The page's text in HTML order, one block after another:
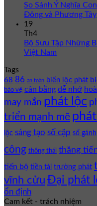
So Sánh Ý Nghĩa
Đông và Phương Tây
19
Th4
Bộ Sưu Tập Những
Việt Nam
Tags
68 86 an toàn biển lộc phát
bảo vệ cân bằng dễ nhớ
may mắn phát lộc
triển mạnh mẽ
lộc sáng tạo số cặp số gánh
công thông thái thăng
tiến bộ tiền tài trường phát
vĩnh cửu Đại phát
ổn định
Cam kết - trách nhiệm